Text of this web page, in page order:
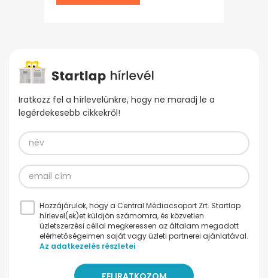
Iratkozz fel a hírlevelünkre, hogy ne maradj le a
legérdekesebb cikkekről!
Hozzájárulok, hogy a Central Médiacsoport Zrt. Startlap
hírlevel(ek)et küldjön számomra, és közvetlen
üzletszerzési céllal megkeressen az általam megadott
elérhetőségeimen saját vagy üzleti partnerei ajánlatával.
Az adatkezelés részletei